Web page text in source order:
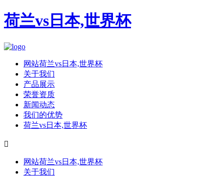
荷兰vs日本,世界杯
网站荷兰vs日本,世界杯
关于我们
产品展示
荣誉资质
新闻动态
我们的优势
荷兰vs日本,世界杯

网站荷兰vs日本,世界杯
关于我们